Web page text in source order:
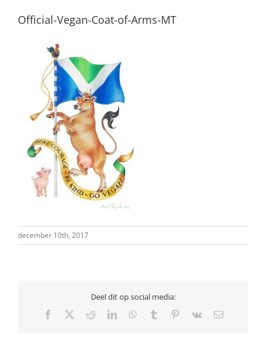
Official-Vegan-Coat-of-Arms-MT
december 10th, 2017
Deel dit op social media:
Facebook RedditLinkedInWhatsApp
Tumblr Pinterest
Vk
E-